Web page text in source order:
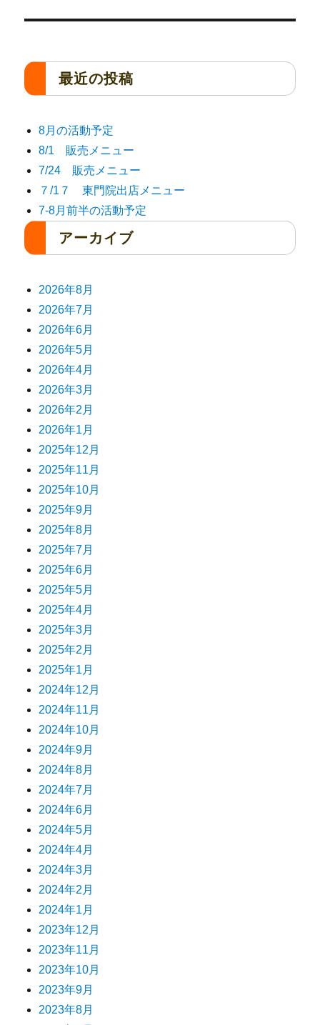
最近の投稿
8月の活動予定
8/1 販売メニュー
7/24 販売メニュー
７/1７ 東門院出店メニュー
7-8月前半の活動予定
アーカイブ
2026年8月
2026年7月
2026年6月
2026年5月
2026年4月
2026年3月
2026年2月
2026年1月
2025年12月
2025年11月
2025年10月
2025年9月
2025年8月
2025年7月
2025年6月
2025年5月
2025年4月
2025年3月
2025年2月
2025年1月
2024年12月
2024年11月
2024年10月
2024年9月
2024年8月
2024年7月
2024年6月
2024年5月
2024年4月
2024年3月
2024年2月
2024年1月
2023年12月
2023年11月
2023年10月
2023年9月
2023年8月